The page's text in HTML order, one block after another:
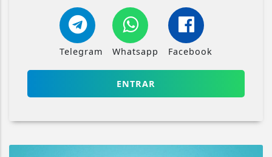
Telegram Whatsapp Facebook
ENTRAR